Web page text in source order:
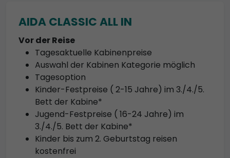
AIDA CLASSIC ALL IN
Vor der Reise
Tagesaktuelle Kabinenpreise
Auswahl der Kabinen Kategorie möglich
Tagesoption
Kinder-Festpreise ( 2-15 Jahre) im 3./4./5.
Bett der Kabine*
Jugend-Festpreise ( 16-24 Jahre) im
3./4./5. Bett der Kabine*
Kinder bis zum 2. Geburtstag reisen
kostenfrei